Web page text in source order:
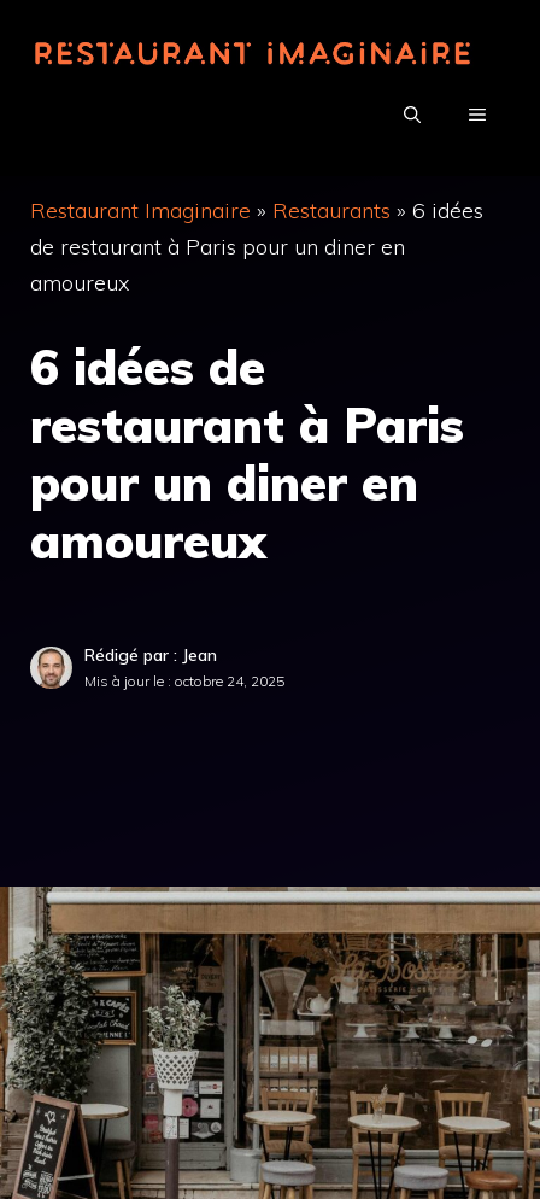
MENU
Restaurant Imaginaire » Restaurants » 6 idées
de restaurant à Paris pour un diner en
amoureux
6 idées de
restaurant à Paris
pour un diner en
amoureux
Rédigé par : Jean
Mis à jour le : octobre 24, 2025